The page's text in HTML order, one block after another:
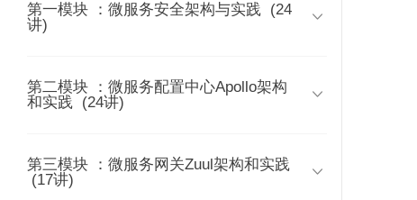
第一模块 ：微服务安全架构与实践 (24
讲)

01 | 第一模块课程介绍
时长 06:58
时长 07:56
第二模块 ：微服务配置中心Apollo架构
和实践 (24讲) 
25 | Apollo作者的产品介绍
时长 02:43
第三模块 ：微服务网关Zuul架构和实践
(17讲)
